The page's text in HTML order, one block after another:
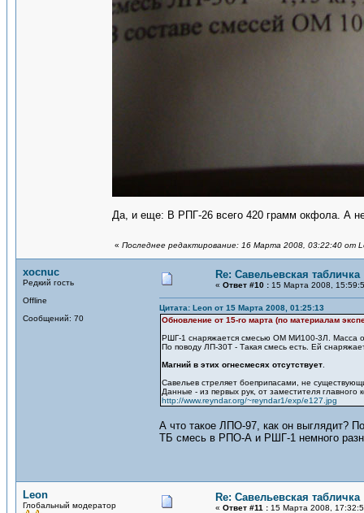
Да, и еще: В РПГ-26 всего 420 грамм окфола. А
« Последнее редактирование: 16 Марта 2008, 03:22:40 от
xocnuc
Редкий гость
Offline
Сообщений: 70
Re: Савельевская табличка
« Ответ #10 : 15 Марта 2008,
Цитата: Leon от 15 Марта 2008, 01:25:13
Обновление от 15-го марта (по материалам
РШГ-1 снаряжается смесью ОМ МИ100-3Л. Масса
По поводу ЛП-30Т - Такая смесь есть. Ей
Магний в этих огнесмесях отсутствует
Савельев стреляет боеприпасами, не
Данные - из первых рук, от заместителя главного
http://www.reyndar.org/~reyndar1/exp/e127.jpg
А что такое ЛПО-97, как он выглядит?
ТБ смесь в РПО-А и РШГ-1 немного
Leon
Глобальный модератор
Re: Савельевская табличка
« Ответ #11 : 15 Марта 2008,